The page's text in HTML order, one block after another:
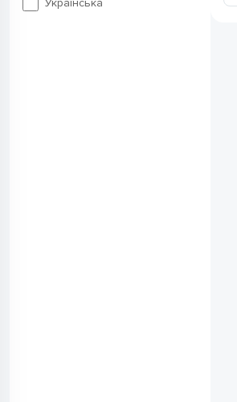
Українська